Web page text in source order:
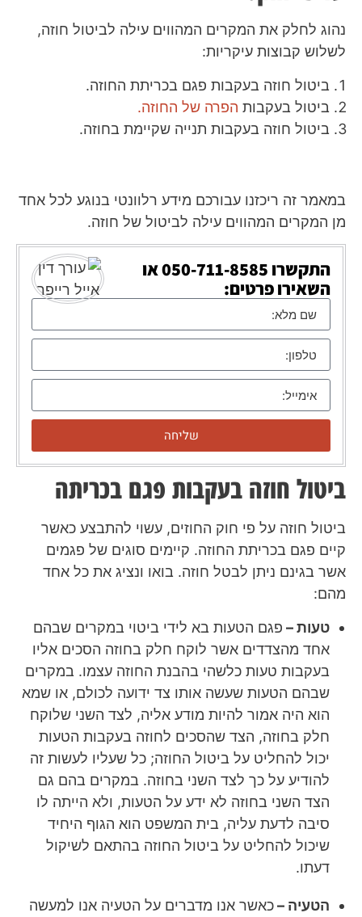
נהוג לחלק את המקרים המהווים עילה לביטול חוזה,
לשלוש קבוצות עיקריות:
ביטול חוזה בעקבות פגם בכריתת החוזה.
ביטול בעקבות הפרה של החוזה.
ביטול חוזה בעקבות תנייה שקיימת בחוזה.
במאמר זה ריכזנו עבורכם מידע רלוונטי בנוגע לכל אחד
מן המקרים המהווים עילה לביטול של חוזה.
התקשרו 050-711-8585או
השאירו פרטים:
שליחה
ביטול חוזה בעקבות פגם בכריתה
ביטול חוזה על פי חוק החוזים, עשוי להתבצע כאשר
קיים פגם בכריתת החוזה. קיימים סוגים של פגמים
אשר בגינם ניתן לבטל חוזה. בואו ונציג את כל אחד
מהם:
טעות – פגם הטעות בא לידי ביטוי במקרים שבהם
אחד מהצדדים אשר לוקח חלק בחוזה הסכים אליו
בעקבות טעות כלשהי בהבנת החוזה עצמו. במקרים
שבהם הטעות שעשה אותו צד ידועה לכולם, או שמא
הוא היה אמור להיות מודע אליה, לצד השני שלוקח
חלק בחוזה, הצד שהסכים לחוזה בעקבות הטעות
יכול להחליט על ביטול החוזה; כל שעליו לעשות זה
להודיע על כך לצד השני בחוזה. במקרים בהם גם
הצד השני בחוזה לא ידע על הטעות, ולא הייתה לו
סיבה לדעת עליה, בית המשפט הוא הגוף היחיד
שיכול להחליט על ביטול החוזה בהתאם לשיקול
דעתו.
הטעיה –כאשר אנו מדברים על הטעיה אנו למעשה